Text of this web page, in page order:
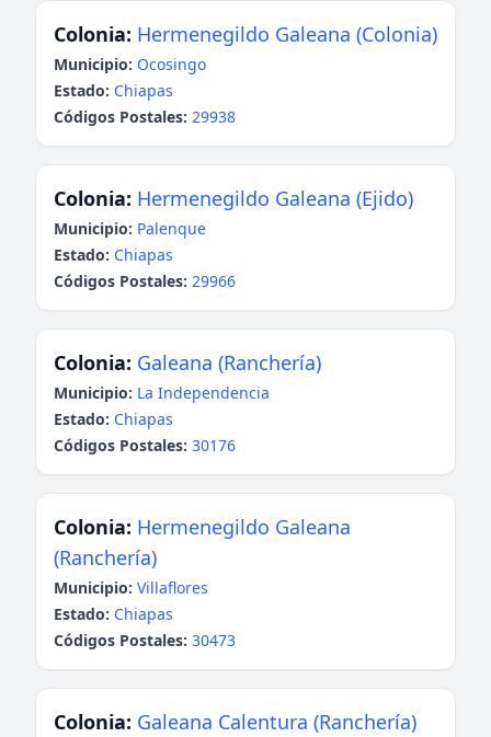
Colonia: Hermenegildo Galeana (Colonia)
Municipio: Ocosingo
Estado: Chiapas
Códigos Postales: 29938
Colonia: Hermenegildo Galeana (Ejido)
Municipio: Palenque
Estado: Chiapas
Códigos Postales: 29966
Colonia: Galeana (Ranchería)
Municipio: La Independencia
Estado: Chiapas
Códigos Postales: 30176
Colonia: Hermenegildo Galeana
(Ranchería)
Municipio: Villaflores
Estado: Chiapas
Códigos Postales: 30473
Colonia: Galeana Calentura (Ranchería)